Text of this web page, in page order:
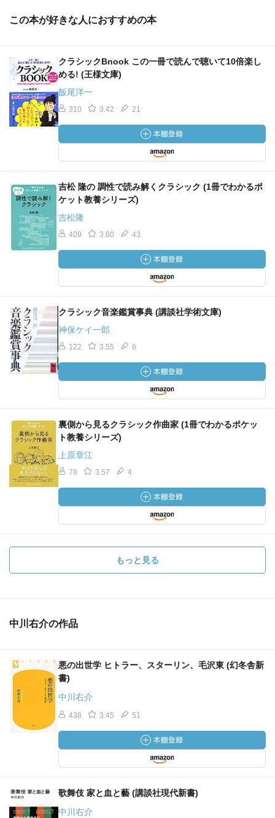
この本が好きな人におすすめの本
クラシックBnook この一冊で読んで聴いて10倍楽し
める! (王様文庫)
飯尾洋一
310 3.42 21
吉松 隆の 調性で読み解くクラシック (1冊でわかるポ
ケット教養シリーズ)
吉松隆
409 3.60 43
クラシック音楽鑑賞事典 (講談社学術文庫)
神保ケイ一郎
122 3.55 6
裏側から見るクラシック作曲家 (1冊でわかるポケッ
ト教養シリーズ)
上原章江
78 3.57 4
もっと見る
中川右介の作品
悪の出世学 ヒトラー、スターリン、毛沢東 (幻冬舎新
書)
中川右介
438 3.45 51
歌舞伎 家と血と藝 (講談社現代新書)
中川右介